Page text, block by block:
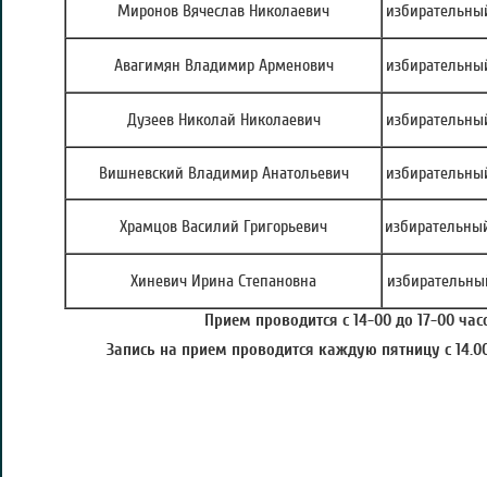
Миронов Вячеслав Николаевич
Авагимян Владимир Арменович
Дузеев Николай Николаевич
Вишневский Владимир Анатольевич
Храмцов Василий Григорьевич
Хиневич Ирина Степановна
Прием проводится с 14-00 до 17-00
Запись на прием проводится каждую пятницу с